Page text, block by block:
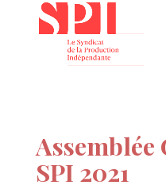
Assemblée
SPI 2021